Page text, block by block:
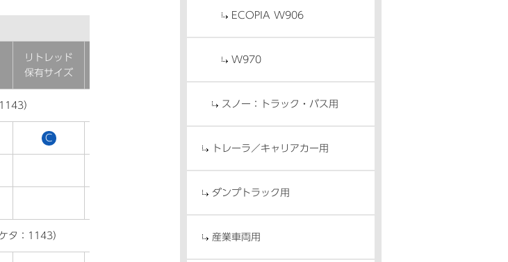
リトレッド
保有サイズ
）
C
タ：1143）
ECOPIA W906
W970
スノー：トラック・バス用
トレーラ／キャリアカー用
ダンプトラック用
産業車両用